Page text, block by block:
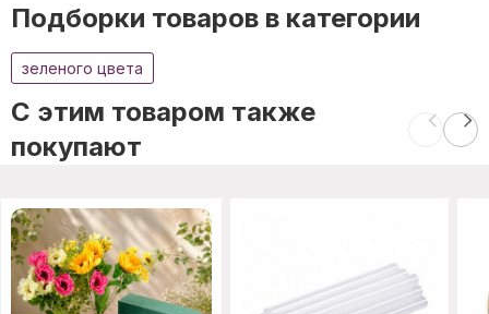
Подборки товаров в категории
зеленого цвета
C этим товаром также
покупают